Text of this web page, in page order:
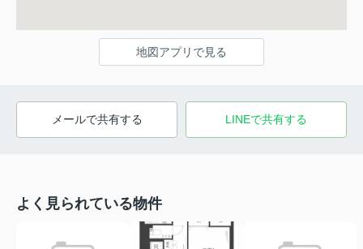
地図アプリで見る
メールで共有する LINEで共有する
よく見られている物件